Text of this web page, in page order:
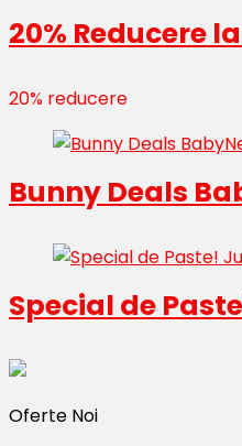
20% Reducere
20% reducere
Bunny Deals
Special de
Oferte Noi